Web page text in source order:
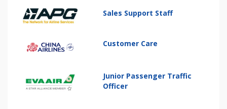
Sales Support Staff
Customer Care
Junior Passenger Traffic
Officer